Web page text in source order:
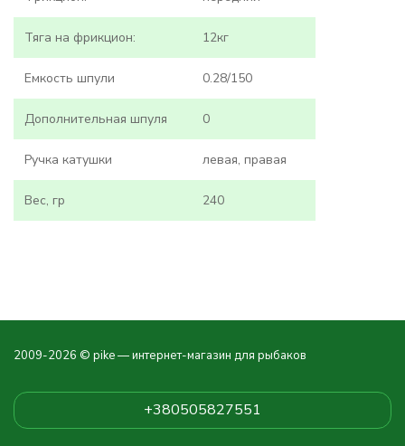
Тяга на фрикцион: 12кг
Емкость шпули 0.28/150
Дополнительная шпуля 0
Ручка катушки левая, правая
Вес, гр 240
2009-2026 © pike — интернет-магазин для рыбаков
+380505827551